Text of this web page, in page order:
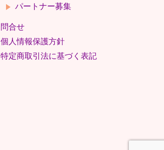
パートナー募集
問合せ
個人情報保護方針
特定商取引法に基づく表記